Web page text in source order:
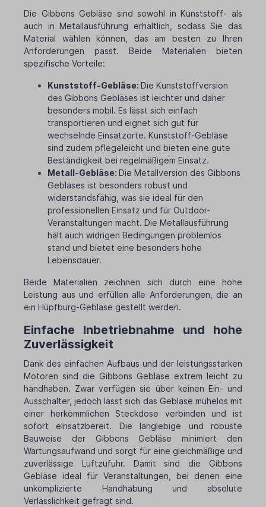
Die Gibbons Gebläse sind sowohl in Kunststoff- als
auch in Metallausführung erhältlich, sodass Sie das
Material wählen können, das am besten zu Ihren
Anforderungen passt. Beide Materialien bieten
spezifische Vorteile:
Kunststoff-Gebläse: Die Kunststoffversion
des Gibbons Gebläses ist leichter und daher
besonders mobil. Es lässt sich einfach
transportieren und eignet sich gut für
wechselnde Einsatzorte. Kunststoff-Gebläse
sind zudem pflegeleicht und bieten eine gute
Beständigkeit bei regelmäßigem Einsatz.
Metall-Gebläse: Die Metallversion des Gibbons
Gebläses ist besonders robust und
widerstandsfähig, was sie ideal für den
professionellen Einsatz und für Outdoor-
Veranstaltungen macht. Die Metallausführung
hält auch widrigen Bedingungen problemlos
stand und bietet eine besonders hohe
Lebensdauer.
Beide Materialien zeichnen sich durch eine hohe
Leistung aus und erfüllen alle Anforderungen, die an
ein Hüpfburg-Gebläse gestellt werden.
Einfache Inbetriebnahme und hohe
Zuverlässigkeit
Dank des einfachen Aufbaus und der leistungsstarken
Motoren sind die Gibbons Gebläse extrem leicht zu
handhaben. Zwar verfügen sie über keinen Ein- und
Ausschalter, jedoch lässt sich das Gebläse mühelos mit
einer herkömmlichen Steckdose verbinden und ist
sofort einsatzbereit. Die langlebige und robuste
Bauweise der Gibbons Gebläse minimiert den
Wartungsaufwand und sorgt für eine gleichmäßige und
zuverlässige Luftzufuhr. Damit sind die Gibbons
Gebläse ideal für Veranstaltungen, bei denen eine
unkomplizierte Handhabung und absolute
Verlässlichkeit gefragt sind.